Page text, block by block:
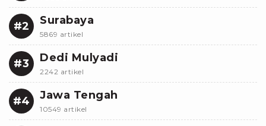
#2 Surabaya
5869 artikel
#3 Dedi Mulyadi
2242 artikel
#4 Jawa Tengah
10549 artikel